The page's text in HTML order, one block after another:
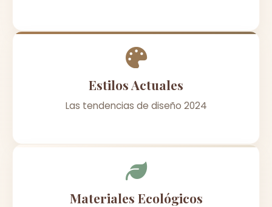
Estilos Actuales
Las tendencias de diseño 2024
Materiales Ecológicos